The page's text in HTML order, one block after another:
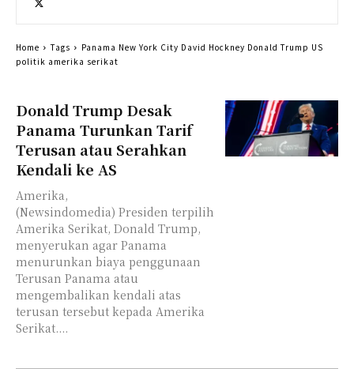
Donald Trump Desak
Panama Turunkan Tarif
Terusan atau Serahkan
Kendali ke AS
Amerika,
(Newsindomedia) Presiden terpilih
Amerika Serikat, Donald Trump,
menyerukan agar Panama
menurunkan biaya penggunaan
Terusan Panama atau
mengembalikan kendali atas
terusan tersebut kepada Amerika
Serikat....
Home Tags
Panama New York City David Hockney Donald Trump US
politik amerika serikat